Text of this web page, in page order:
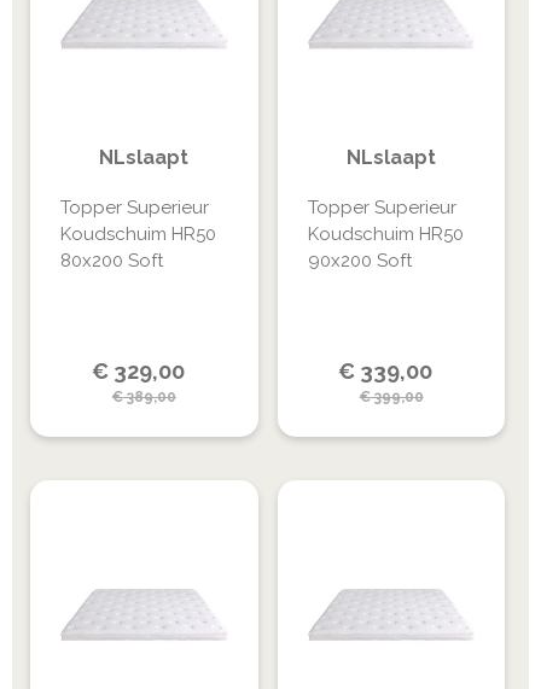
NLslaapt
Topper Superieur
Koudschuim HR50
80x200 Soft
Special
Price
€ 329,00
€389,00
NLslaapt
Topper Superieur
Koudschuim HR50
90x200 Soft
Special
Price
€ 339,00
€399,00